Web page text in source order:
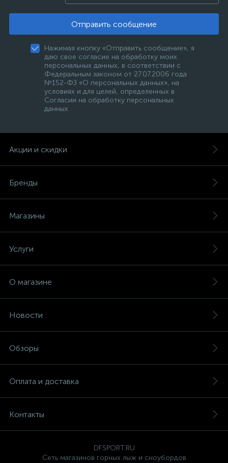
Отправить сообщение
Нажимая кнопку «Отправить сообщение», я
даю свое согласие на обработку моих
персональных данных, в соответствии с
Федеральным законом от 27.07.2006 года
№152-ФЗ «О персональных данных», на
условиях и для целей, определенных в
Согласии на обработку персональных
данных
Акции и скидки
Бренды
Магазины
Услуги
О магазине
Новости
Обзоры
Оплата и доставка
Контакты
DFSPORT.RU
Сеть магазинов горных лыж и сноубордов